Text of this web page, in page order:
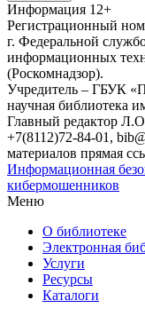
Информация 12+
Регистрационный
г. Федеральной
информационных
(Роскомнадзор).
Учредитель – ГБУК
научная библиотека
Главный редактор
+7(8112)72-84-01,
материалов прямая
Информационная
кибермошенников
Меню
О библиотеке
Электронная
Услуги
Ресурсы
Каталоги